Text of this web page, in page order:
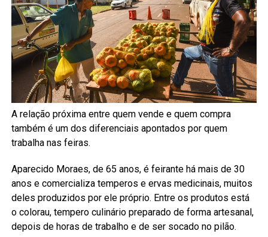
A relação próxima entre quem vende e quem compra
também é um dos diferenciais apontados por quem
trabalha nas feiras.
Aparecido Moraes, de 65 anos, é feirante há mais de 30
anos e comercializa temperos e ervas medicinais, muitos
deles produzidos por ele próprio. Entre os produtos está
o colorau, tempero culinário preparado de forma artesanal,
depois de horas de trabalho e de ser socado no pilão.